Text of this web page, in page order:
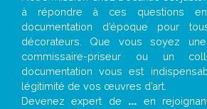
à répondre à ces questions en
documentation d’époque pour
décorateurs. Que vous soyez
commissaire-priseur ou un
documentation vous est
légitimité de vos œuvres d’art.
Devenez expert de ... en